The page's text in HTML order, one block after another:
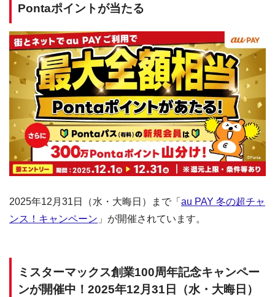
Pontaポイントが当たる
2025年12月31日（水・大晦日）まで「 au PAY 冬の超チャ
ンス！キャンペーン 」が開催されています。
ミスターマックス創業100周年記念キャンペー
ンが開催中！2025年12月31日（水・大晦日）